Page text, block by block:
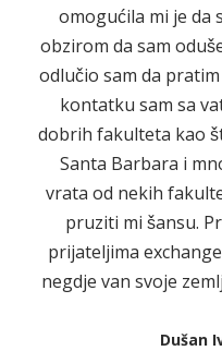
omogućila mi je da
obzirom da sam
odlučio sam da
kontatku sam sa
dobrih fakulteta kao
Santa Barbara i
vrata od nekih
pruziti mi šansu.
prijateljima
negdje van svoje
Dušan